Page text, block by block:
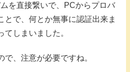
を直接繋いで、PCからプロバ
とで、何とか無事に認証出来ま
てしまいました。
、注意が必要ですね。